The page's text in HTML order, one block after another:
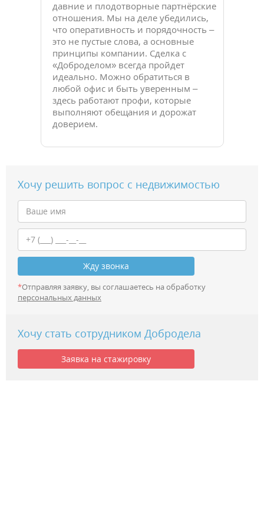
давние и плодотворные партнёрские
отношения. Мы на деле убедились,
что оперативность и порядочность –
это не пустые слова, а основные
принципы компании. Сделка с
«Доброделом» всегда пройдет
идеально. Можно обратиться в
любой офис и быть уверенным –
здесь работают профи, которые
выполняют обещания и дорожат
доверием.
Хочу решить вопрос с недвижимостью
Жду звонка
*Отправляя заявку, вы соглашаетесь на обработку
персональных данных
Хочу стать сотрудником Добродела
Заявка на стажировку